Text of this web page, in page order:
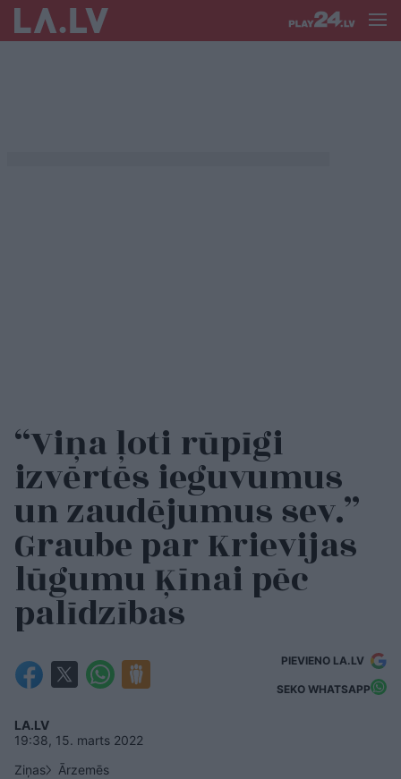
“Viņa ļoti rūpīgi
izvērtēs ieguvumus
un zaudējumus sev.”
Graube par Krievijas
lūgumu Ķīnai pēc
palīdzības
PIEVIENO LA.LV
SEKO WHATSAPP
LA.LV
19:38, 15. marts 2022
Ziņas
Ārzemēs